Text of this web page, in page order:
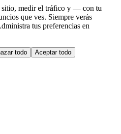
sitio, medir el tráfico y — con tu
que ves. Siempre verás
tus preferencias en
todo Aceptar todo